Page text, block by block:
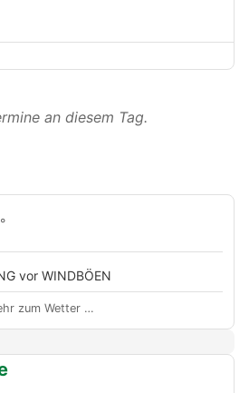
an diesem Tag.
vor WINDBÖEN
zum Wetter …